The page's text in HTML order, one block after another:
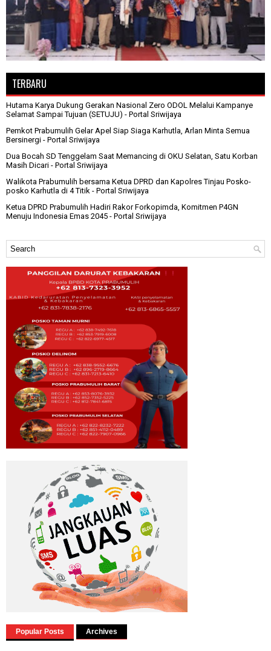
TERBARU
Hutama Karya Dukung Gerakan Nasional Zero ODOL Melalui Kampanye
Selamat Sampai Tujuan (SETUJU) - Portal Sriwijaya
Pemkot Prabumulih Gelar Apel Siap Siaga Karhutla, Arlan Minta Semua
Bersinergi - Portal Sriwijaya
Dua Bocah SD Tenggelam Saat Memancing di OKU Selatan, Satu Korban
Masih Dicari - Portal Sriwijaya
Walikota Prabumulih bersama Ketua DPRD dan Kapolres Tinjau Posko-
posko Karhutla di 4 Titik - Portal Sriwijaya
Ketua DPRD Prabumulih Hadiri Rakor Forkopimda, Komitmen P4GN
Menuju Indonesia Emas 2045 - Portal Sriwijaya
Popular Posts Archives